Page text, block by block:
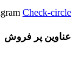
Check-circle
عناوین پر فروش